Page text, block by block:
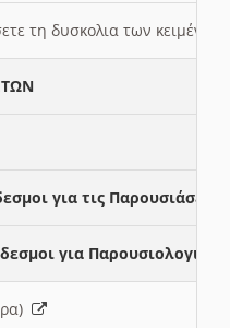
τη δυσκολια των
για τις Παρουσιάσεις
για Παρουσιολογια